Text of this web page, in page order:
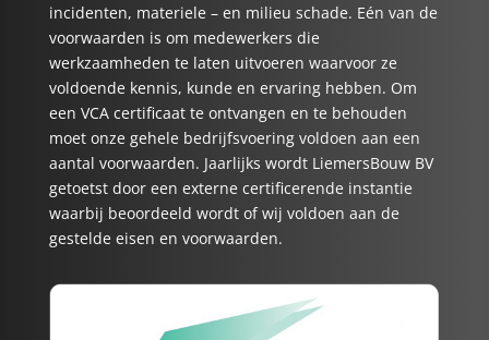
incidenten, materiele – en milieu schade. Eén van de
voorwaarden is om medewerkers die
werkzaamheden te laten uitvoeren waarvoor ze
voldoende kennis, kunde en ervaring hebben. Om
een VCA certificaat te ontvangen en te behouden
moet onze gehele bedrijfsvoering voldoen aan een
aantal voorwaarden. Jaarlijks wordt LiemersBouw BV
getoetst door een externe certificerende instantie
waarbij beoordeeld wordt of wij voldoen aan de
gestelde eisen en voorwaarden.